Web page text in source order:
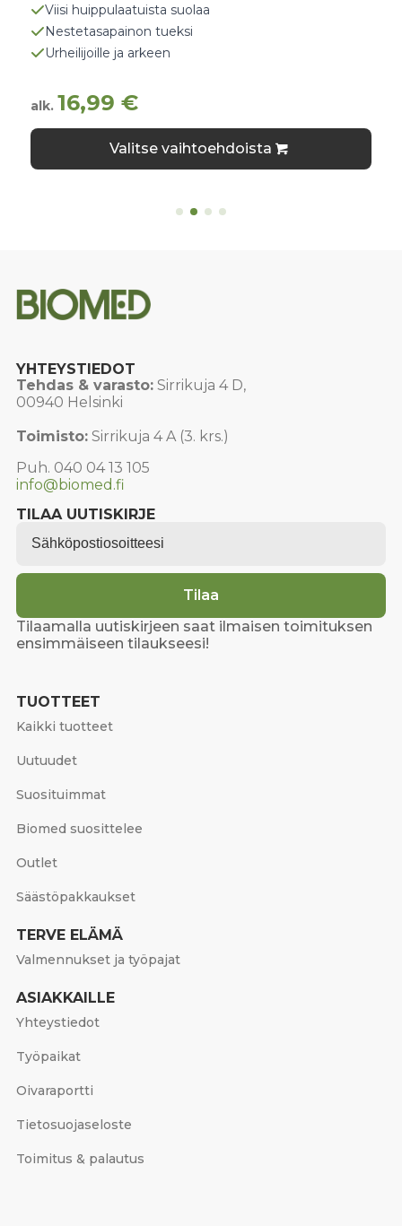
Viisi huippulaatuista suolaa
Nestetasapainon tueksi
Urheilijoille ja arkeen
alk. 16,99€
Valitse vaihtoehdoista
Tällä
on
sivulla.
YHTEYSTIEDOT
Tehdas & varasto:Sirrikuja 4 D,
00940 Helsinki
Toimisto:Sirrikuja 4 A (3. krs.)
Puh. 040 04 13 105
info@biomed.fi
TILAA UUTISKIRJE
Tilaa
Tilaamalla uutiskirjeen saat ilmaisen toimituksen
ensimmäiseen tilaukseesi!
TUOTTEET
Kaikki tuotteet
Uutuudet
Suosituimmat
Biomed suosittelee
Outlet
Säästöpakkaukset
TERVE ELÄMÄ
Valmennukset ja työpajat
ASIAKKAILLE
Yhteystiedot
Työpaikat
Oivaraportti
Tietosuojaseloste
Toimitus & palautus